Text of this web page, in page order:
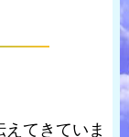
てきていま